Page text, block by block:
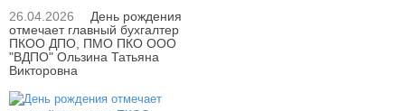
26.04.2026
День рождения
отмечает главный бухгалтер
ПКОО ДПО, ПМО ПКО ООО
"ВДПО" Ользина Татьяна
Викторовна